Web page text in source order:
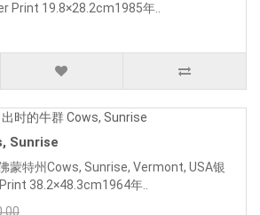
Print 19.8×28.2cm1985年..
Sunrise
蒙特州Cows, Sunrise, Vermont, USA银
38.2×48.3cm1964年..